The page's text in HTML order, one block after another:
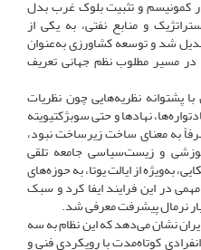
کمونیسم و تثبیت بلوک غرب بدل
و منابع نفتی، به یکی از
شد و توسعه کشاورزی به‌عنوان
مسیر مطلوب نظم جهانی تعریف
پشتوانه نظریه‌هایی چون نظریات
نهادها و حتی سوبژکتیویته
به معنای ساخت زیرساخت نبود،
و زیست‌سیاسی جامعه تلقی
به‌ویژه از ایالت یوتا، به حوزه‌های
در این فرایند ایفا کرد و سبک
نرمال پیشرفت معرفی شد.
نشان می‌دهد که این نظام به سه
کوتاه‌مدت با رویکردی فنی و